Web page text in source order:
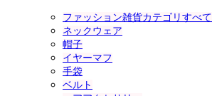
ファッション雑貨カテゴリすべて
ネックウェア
帽子
イヤーマフ
手袋
ベルト